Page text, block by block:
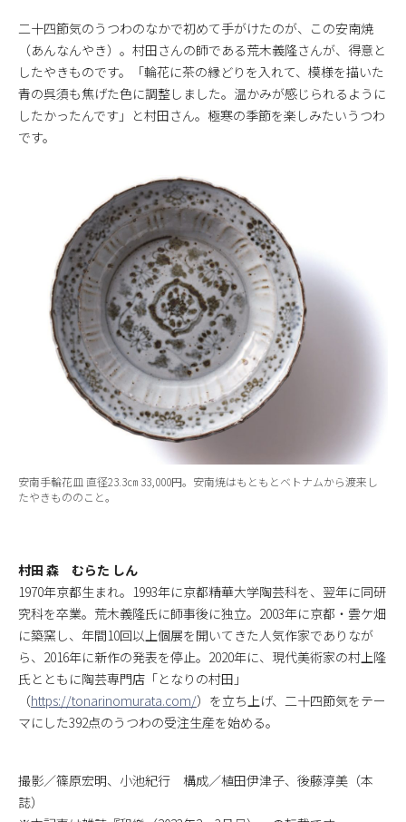
二十四節気のうつわのなかで初めて手がけたのが、この安南焼
（あんなんやき）。村田さんの師である荒木義隆さんが、得意と
したやきものです。「輪花に茶の縁どりを入れて、模様を描いた
青の呉須も焦げた色に調整しました。温かみが感じられるように
したかったんです」と村田さん。極寒の季節を楽しみたいうつわ
です。
安南手輪花皿 直径23.3㎝ 33,000円。安南焼はもともとベトナムから渡来し
たやきもののこと。
村田 森 むらた しん
1970年京都生まれ。1993年に京都精華大学陶芸科を、翌年に同研
究科を卒業。荒木義隆氏に師事後に独立。2003年に京都・雲ケ畑
に築窯し、年間10回以上個展を開いてきた人気作家でありなが
ら、2016年に新作の発表を停止。2020年に、現代美術家の村上隆
氏とともに陶芸専門店「となりの村田」
（https://tonarinomurata.com/）を立ち上げ、二十四節気をテー
マにした392点のうつわの受注生産を始める。
撮影／篠原宏明、小池紀行 構成／植田伊津子、後藤淳美（本
誌）